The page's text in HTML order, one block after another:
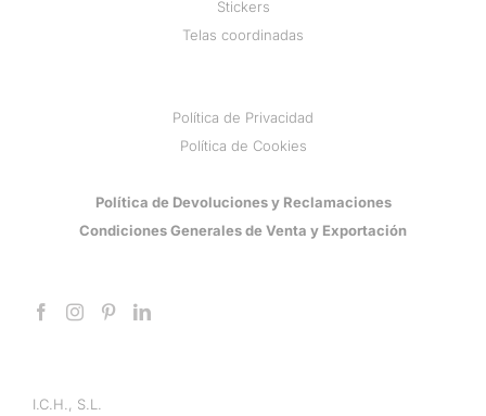
Stickers
Telas coordinadas
Política de Privacidad
Política de Cookies
Política de Devoluciones y Reclamaciones
Condiciones Generales de Venta y Exportación
I.C.H., S.L.